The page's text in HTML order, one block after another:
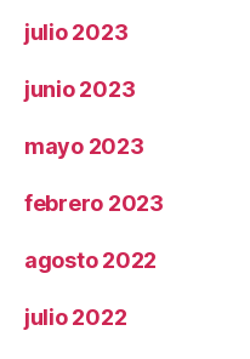
julio 2023
junio 2023
mayo 2023
febrero 2023
agosto 2022
julio 2022